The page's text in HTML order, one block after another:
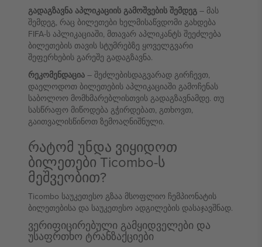
გადაგზავნა აპლიკაციის გამოშვების შემდეგ – მას
შემდეგ, რაც ბილეთები ხელმისაწვდომი გახდება
FIFA-ს აპლიკაციაში, მთავარ აპლიკანტს შეეძლება
ბილეთების თავის სტუმრებზე ყოველგვარი
შეფერხების გარეშე გადაგზავნა.
რეკომენდაცია – შეძლებისდაგვარად გირჩევთ,
დაელოდოთ ბილეთების აპლიკაციაში გამოჩენას
საბოლოო მომხმარებლისთვის გადაგზავნამდე. თუ
სასწრაფო მიწოდება გჭირდებათ, გთხოვთ,
გაითვალისწინოთ ზემოაღნიშნული.
რატომ უნდა ვიყიდოთ
ბილეთები Ticombo-ს
მეშვეობით?
Ticombo საუკეთესო გზაა მსოფლიო ჩემპიონატის
ბილეთებისა და საუკეთესო ადგილების დასაჯავშნად.
ვერიფიცირებული გამყიდველები და
უსაფრთხო ტრანზაქციები